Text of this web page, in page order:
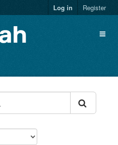
Log in Register